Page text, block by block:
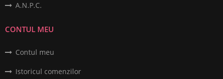
A.N.P.C.
CONTUL MEU
Contul meu
Istoricul comenzilor